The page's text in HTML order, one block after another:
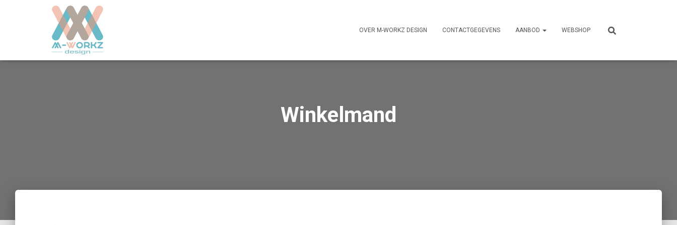
OVER M-WORKZ DESIGN CONTACTGEGEVENS AANBOD WEBSHOP
Winkelmand